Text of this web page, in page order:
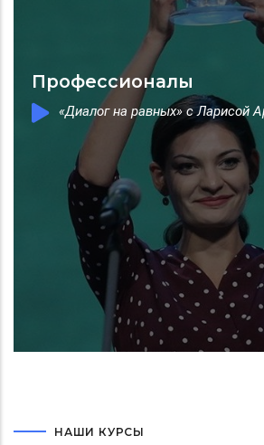
Профессионалы
«Диалог на равных» с Ларисой
НАШИ КУРСЫ